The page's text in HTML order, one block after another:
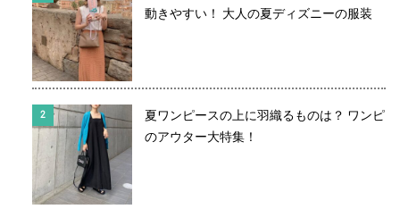
動きやすい！ 大人の夏ディズニーの服装
夏ワンピースの上に羽織るものは？ ワンピ
のアウター大特集！